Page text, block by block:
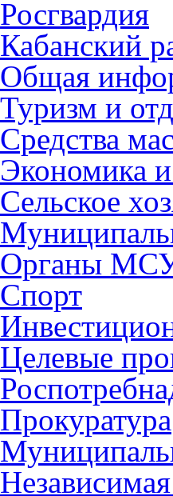
Росгвардия
Кабанский
Общая
Туризм и
Средства
Экономика
Сельское
Органы
Спорт
Целевые
Прокуратура